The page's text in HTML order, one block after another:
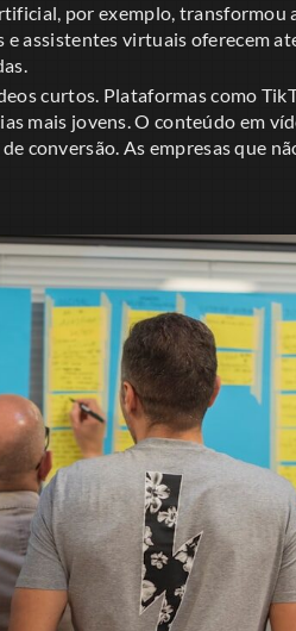
por exemplo, transformou
assistentes virtuais oferecem
curtos. Plataformas como
mais jovens. O conteúdo em
conversão. As empresas que